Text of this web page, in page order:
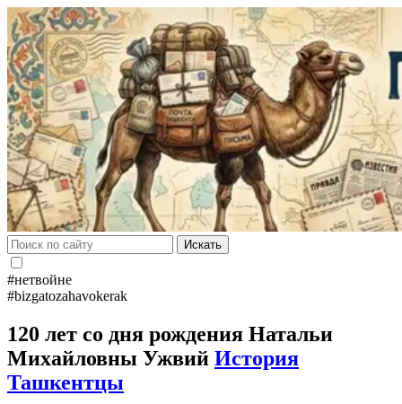
Искать
#нетвойне
#bizgatozahavokerak
120 лет со дня рождения Натальи
Михайловны Ужвий История
Ташкентцы